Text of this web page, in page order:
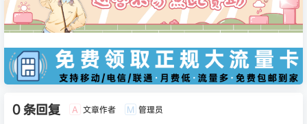
0 条回复 A 文章作者 M 管理员